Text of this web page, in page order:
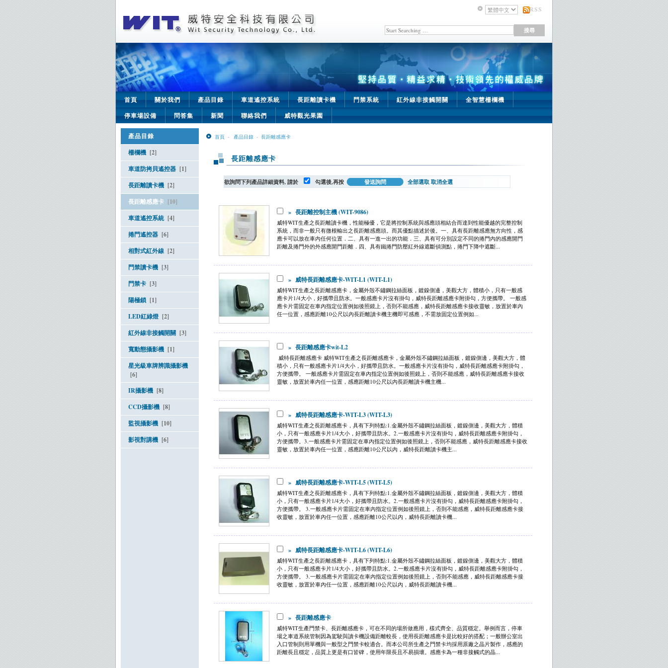
RSS
首頁 關於我們 產品目錄 車道遙控系統 長距離讀卡機 門禁系統 紅外線非接觸開關
全智慧柵欄機
停車場設備
問答集 新聞 聯絡我們 威特觀光果園
產品目錄
柵欄機 [2]
車道防拷貝遙控器 [1]
長距離讀卡機 [2]
長距離感應卡 [10]
車道遙控系統 [4]
捲門遙控器 [6]
相對式紅外線 [2]
門禁讀卡機 [3]
門禁卡 [3]
陽極鎖 [1]
LED紅綠燈 [2]
紅外線非接觸開關 [3]
寬動態攝影機 [1]
星光級車牌辨識攝影機
[6]
IR攝影機 [8]
CCD攝影機 [8]
監視攝影機 [10]
影視對講機 [6]
首頁 - 產品目錄 - 長距離感應卡
長距離感應卡
欲詢問下列產品詳細資料, 請於 勾選後,再按 全部選取取消全選
» 長距離控制主機 (WIT-9086)
威特WIT生產之長距離讀卡機，性能極優，它是將控制系統與感應頭相結合而達到性能優越的完整控制
系統，而非一般只有微根輸出之長距離感應頭。而其優點描述於後。一、具有長距離感應無方向性，感
應卡可以放在車內任何位置．二、具有一進一出的功能．三、具有可分別設定不同的捲門內的感應開門
距離及捲門外的外感應開門距離．四、具有鐵捲門防壓紅外線遮斷偵測點，捲門下降中遮斷...
» 威特長距離感應卡-WIT-L1 (WIT-L1)
威特WIT生產之長距離感應卡，金屬外殼不鏽鋼拉絲面板，鍍鎳側邊，美觀大方，體積小，只有一般感
應卡片1/4大小，好攜帶且防水。一般感應卡片沒有掛勾，威特長距離感應卡附掛勾，方便攜帶。 一般感
應卡片需固定在車內指定位置例如後照鏡上，否則不能感應，威特長距離感應卡接收靈敏，放置於車內
任一位置，感應距離10公尺以內長距離讀卡機主機即可感應，不需放固定位置例如...
» 長距離感應卡wit-L2
威特長距離感應卡 威特WIT生產之長距離感應卡，金屬外殼不鏽鋼拉絲面板，鍍鎳側邊，美觀大方，體
積小，只有一般感應卡片1/4大小，好攜帶且防水。一般感應卡片沒有掛勾，威特長距離感應卡附掛勾，
方便攜帶。 一般感應卡片需固定在車內指定位置例如後照鏡上，否則不能感應，威特長距離感應卡接收
靈敏，放置於車內任一位置，感應距離10公尺以內長距離讀卡機主機...
» 威特長距離感應卡-WIT-L3 (WIT-L3)
威特WIT生產之長距離感應卡，具有下列特點:1.金屬外殼不鏽鋼拉絲面板，鍍鎳側邊，美觀大方，體積
小，只有一般感應卡片1/4大小，好攜帶且防水。2.一般感應卡片沒有掛勾，威特長距離感應卡附掛勾，
方便攜帶。3.一般感應卡片需固定在車內指定位置例如後照鏡上，否則不能感應，威特長距離感應卡接收
靈敏，放置於車內任一位置，感應距離10公尺以內，威特長距離讀卡機主...
» 威特長距離感應卡-WIT-L5 (WIT-L5)
威特WIT生產之長距離感應卡，具有下列特點:1.金屬外殼不鏽鋼拉絲面板，鍍鎳側邊，美觀大方，體積
小，只有一般感應卡片1/4大小，好攜帶且防水。2.一般感應卡片沒有掛勾，威特長距離感應卡附掛勾，
方便攜帶。 3.一般感應卡片需固定在車內指定位置例如後照鏡上，否則不能感應，威特長距離感應卡接
收靈敏，放置於車內任一位置，感應距離10公尺以內，威特長距離讀卡機...
» 威特長距離感應卡-WIT-L6 (WIT-L6)
威特WIT生產之長距離感應卡，具有下列特點:1.金屬外殼不鏽鋼拉絲面板，鍍鎳側邊，美觀大方，體積
小，只有一般感應卡片1/4大小，好攜帶且防水。2.一般感應卡片沒有掛勾，威特長距離感應卡附掛勾，
方便攜帶。 3.一般感應卡片需固定在車內指定位置例如後照鏡上，否則不能感應，威特長距離感應卡接
收靈敏，放置於車內任一位置，感應距離10公尺以內，威特長距離讀卡機...
» 長距離感應卡
威特WIT生產門禁卡、長距離感應卡，可在不同的場所做應用，樣式齊全、品質穩定。舉例而言，停車
場之車道系統管制因為駕駛與讀卡機設備距離較長，使用長距離感應卡是比較好的搭配；一般辦公室出
入口管制則用單機與一般型之門禁卡較適合。而本公司所生產之門禁卡均採用原廠之晶片製作，感應的
距離長且穩定，品質上更是有口皆碑，使用年限長且不易損壞。感應卡為一種非接觸式的晶...